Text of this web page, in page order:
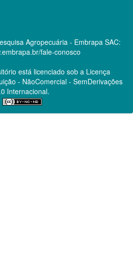
Agropecuária - Embrapa SAC:
fale-conosco
está licenciado sob a Licença
- NãoComercial - SemDerivações
Internacional.